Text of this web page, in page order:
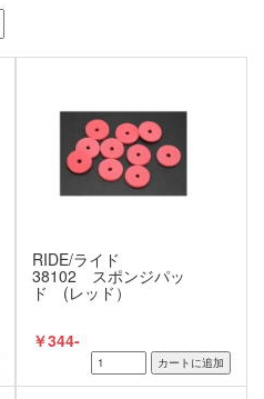
RIDE/ライド
38102 スポンジパッ
ド (レッド）
￥344-